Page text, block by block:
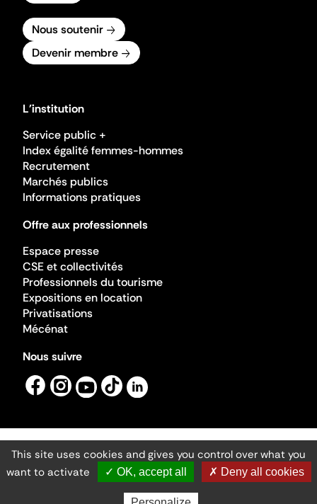
Nous soutenir
Devenir membre
L'institution
Service public +
Index égalité femmes-hommes
Recrutement
Marchés publics
Informations pratiques
Offre aux professionnels
Espace presse
CSE et collectivités
Professionnels du tourisme
Expositions en location
Privatisations
Mécénat
Nous suivre
Mentions légales
Gestion des cookies
Accessibilité numérique
Ministère de la Culture ©2026
- Cité de l'architecture et du patrimoine
This site uses cookies and gives you control over what you
want to activate
✓ OK, accept all ✗ Deny all cookies